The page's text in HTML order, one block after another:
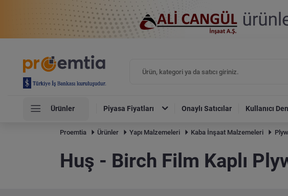
Ürünler Piyasa Fiyatları Onaylı Satıcılar Kullanıcı
Proemtia Ürünler Yapı Malzemeleri Kaba İnşaat Malzemeleri
Huş - Birch Film Kaplı